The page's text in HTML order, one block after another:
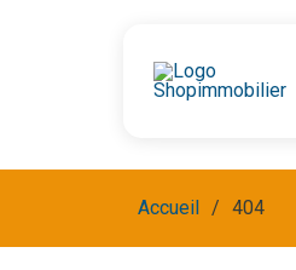
Accueil 404